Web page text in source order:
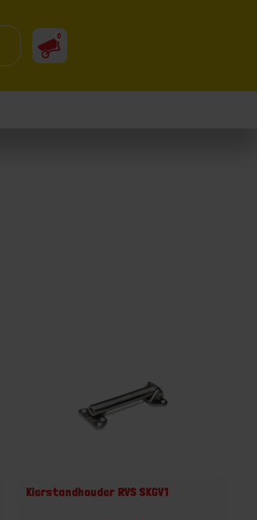
0
Kierstandhouder RVS SKGV1